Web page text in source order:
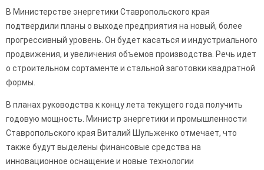
В Министерстве энергетики Ставропольского края
подтвердили планы о выходе предприятия на новый, более
прогрессивный уровень. Он будет касаться и индустриального
продвижения, и увеличения объемов производства. Речь идет
о строительном сортаменте и стальной заготовки квадратной
формы.
В планах руководства к концу лета текущего года получить
годовую мощность. Министр энергетики и промышленности
Ставропольского края Виталий Шульженко отмечает, что
также будут выделены финансовые средства на
инновационное оснащение и новые технологии